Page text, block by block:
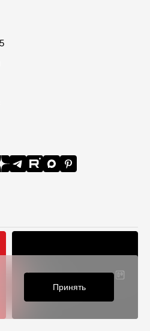
Конструктор
Принять